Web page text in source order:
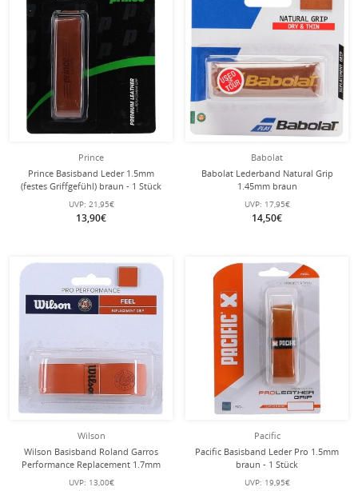
Prince
Prince Basisband Leder 1.5mm
(festes Griffgefühl) braun - 1 Stück
UVP: 21,95€
13,90€
Babolat
Babolat Lederband Natural Grip
1.45mm braun
UVP: 17,95€
14,50€
Wilson
Wilson Basisband Roland Garros
Performance Replacement 1.7mm
orange/braun - 1 Stück
UVP: 13,00€
Pacific
Pacific Basisband Leder Pro 1.5mm
braun - 1 Stück
UVP: 19,95€